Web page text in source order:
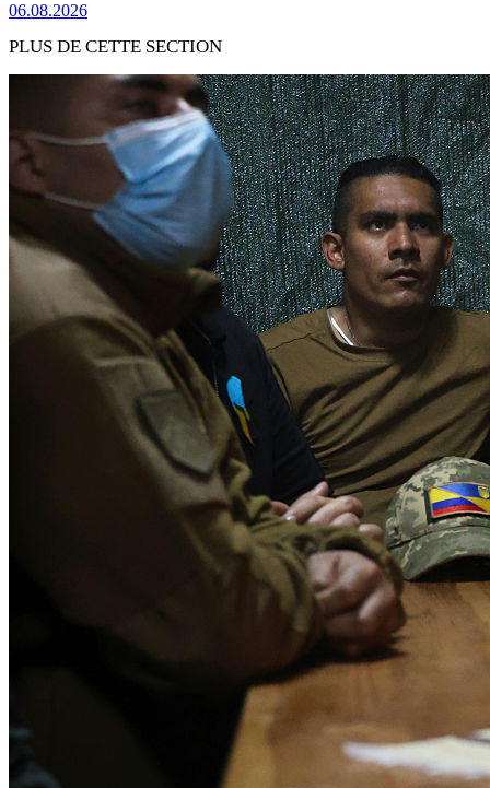
06.08.2026
PLUS DE CETTE SECTION